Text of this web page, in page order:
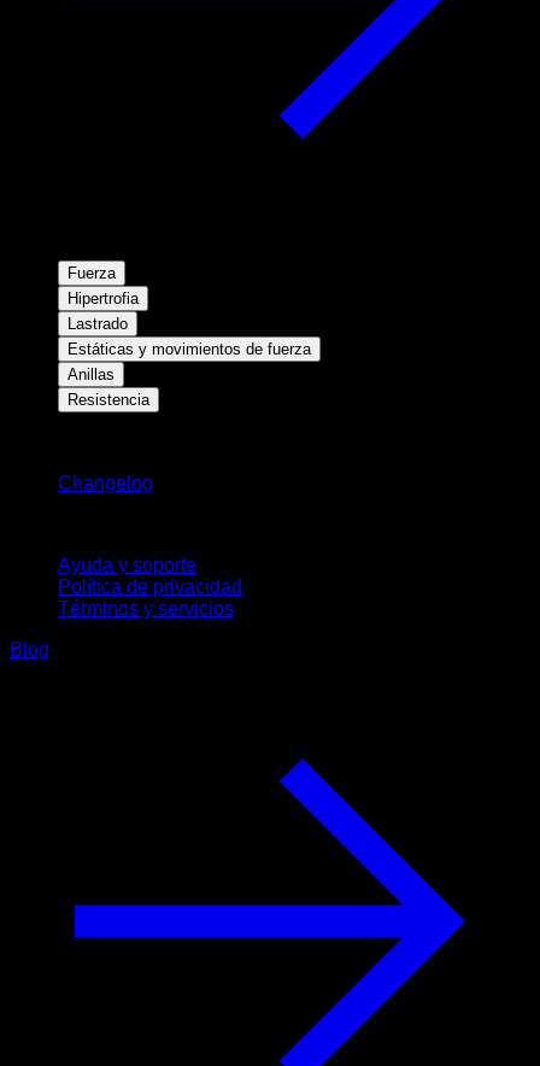
Fuerza
Hipertrofia
Lastrado
Estáticas y movimientos de fuerza
Anillas
Resistencia
Changelog
Ayuda y soporte
Política de privacidad
Términos y servicios
Blog